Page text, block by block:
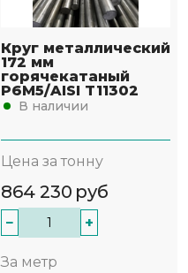
Круг металлический
172 мм
горячекатаный
Р6М5/AISI T11302
В наличии
Цена за тонну
864 230 руб
− +
За метр